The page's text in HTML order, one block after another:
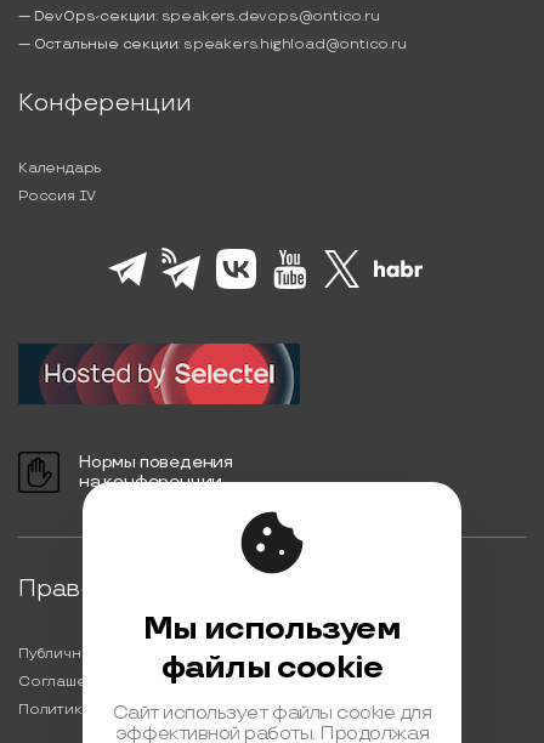
— DevOps-секции: speakers.devops@ontico.ru
— Остальные секции: speakers.highload@ontico.ru
Конференции
Календарь
Россия IV
Нормы поведения
на конференции
Правовая информация
Публичная оферта
Соглашение на обработку персональных данных
Политика обработки персональных данных
Мы используем
файлы cookie
Сайт использует файлы cookie для
эффективной работы. Продолжая